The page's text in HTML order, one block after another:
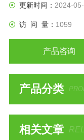
更新时间： 2024-
访 问 量： 1059
产品咨询
产品分类
相关文章